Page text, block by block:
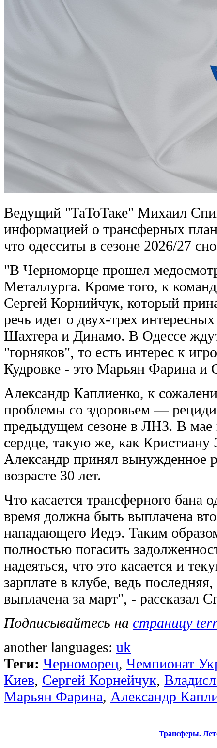
Ведущий "ТаТоТаке" Михаил
информацией о трансферных
что одесситы в сезоне 2026/27
"В Черноморце прошел
Металлурга. Кроме того, к
Сергей Корнийчук, который
речь идет о двух-трех
Шахтера и Динамо. В Одессе ждут
"горняков", то есть интерес к
Кудровке - это Марьян Фарина и
Александр Каплиенко, к
проблемы со здоровьем —
предыдущем сезоне в ЛНЗ. В мае
сердце, такую же, как
Александр принял вынужденное
возрасте 30 лет.
Что касается трансферного бана
время должна быть выплачена
нападающего Иедэ. Таким
полностью погасить
надеяться, что это касается и
зарплате в клубе, ведь
выплачена за март", - рассказал
Подписывайтесь на страницу
another languages: uk
Теги: Черноморец, Чемпионат
Киев, Сергей Корнейчук,
Марьян Фарина, Александр
Трансферы.